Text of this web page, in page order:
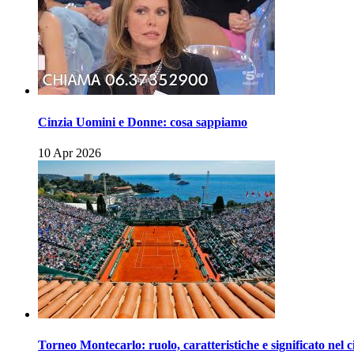
Cinzia Uomini e Donne: cosa sappiamo
10 Apr 2026
Torneo Montecarlo: ruolo, caratteristiche e significato nel